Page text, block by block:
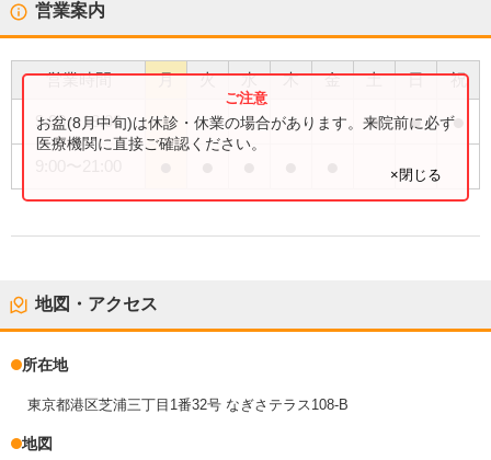
営業案内
営業時間 月 火 水 木 金 土 日 祝
9:00〜 18:00 ● ● ●
お盆(8月中旬)は休診・休業の場合があります。来院前に必ず
医療機関に直接ご確認ください。
×閉じる
地図・アクセス
所在地
東京都港区芝浦三丁目1番32号 なぎさテラス108-B
地図